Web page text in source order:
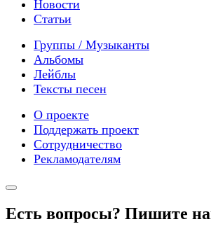
Новости
Статьи
Группы / Музыканты
Альбомы
Лейблы
Тексты песен
О проекте
Поддержать проект
Сотрудничество
Рекламодателям
Есть вопросы? Пишите